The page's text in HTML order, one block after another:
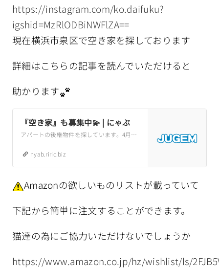
https://instagram.com/ko.daifuku?
igshid=MzRlODBiNWFlZA==
現在横浜市泉区で空き家を探しております
詳細はこちらの記事を読んでいただけると
助かります
『空き家』も募集中💫 | にゃぶ
アパートの後継物件を探しています。4月末に退去が決まっています。それまでに引っ越す予定でしたが、残念ながらその家をお借りすることができなくなりました。できれば泉区内で、格安で貸していただけたらとても有り難いです。弥生台近辺ならなおありがたい
nyab.riric.biz
Amazonの欲しいものリストが載っていて
下記から簡単に注文することができます。
猫達の為にご協力いただけないでしょうか
https://www.amazon.co.jp/hz/wishlist/ls/